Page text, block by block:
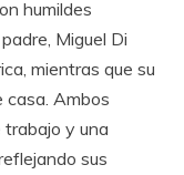
humildes
Miguel Di
mientras que su
casa. Ambos
y una
sus